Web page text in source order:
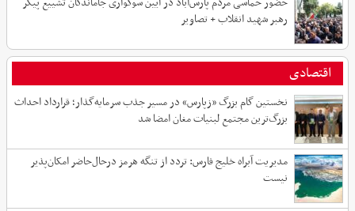
رهبر شهید انقلاب + تصاویر
اقتصادی
نخستین گام بزرگ «زپارس» در مسیر جذب سرمایه‌گذار؛ قرارداد احداث
بزرگ‌ترین مجتمع لبنیات مغان امضا شد
مدیریت آبراه خلیج فارس: تردد از تنگه هرمز درحال‌حاضر امکان‌پذیر
نیست